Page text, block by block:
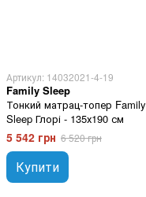
Артикул: 14032021-4-19
Family Sleep
Тонкий матрац-топер Family
Sleep Глорі - 135х190 см
5 542 грн 6 520 грн
Купити